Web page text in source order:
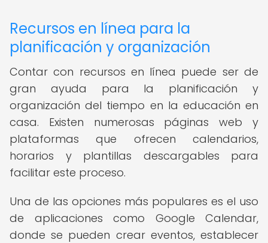
Recursos en línea para la
planificación y organización
Contar con recursos en línea puede ser de
gran ayuda para la planificación y
organización del tiempo en la educación en
casa. Existen numerosas páginas web y
plataformas que ofrecen calendarios,
horarios y plantillas descargables para
facilitar este proceso.
Una de las opciones más populares es el uso
de aplicaciones como Google Calendar,
donde se pueden crear eventos, establecer